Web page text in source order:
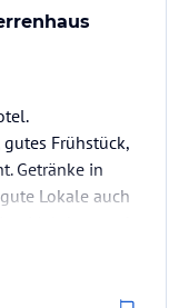
die
Frühstück,
Getränke in
Lokale auch